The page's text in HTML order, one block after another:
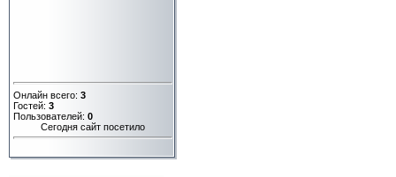
Онлайн всего: 3
Гостей: 3
Пользователей: 0
Сегодня сайт посетило